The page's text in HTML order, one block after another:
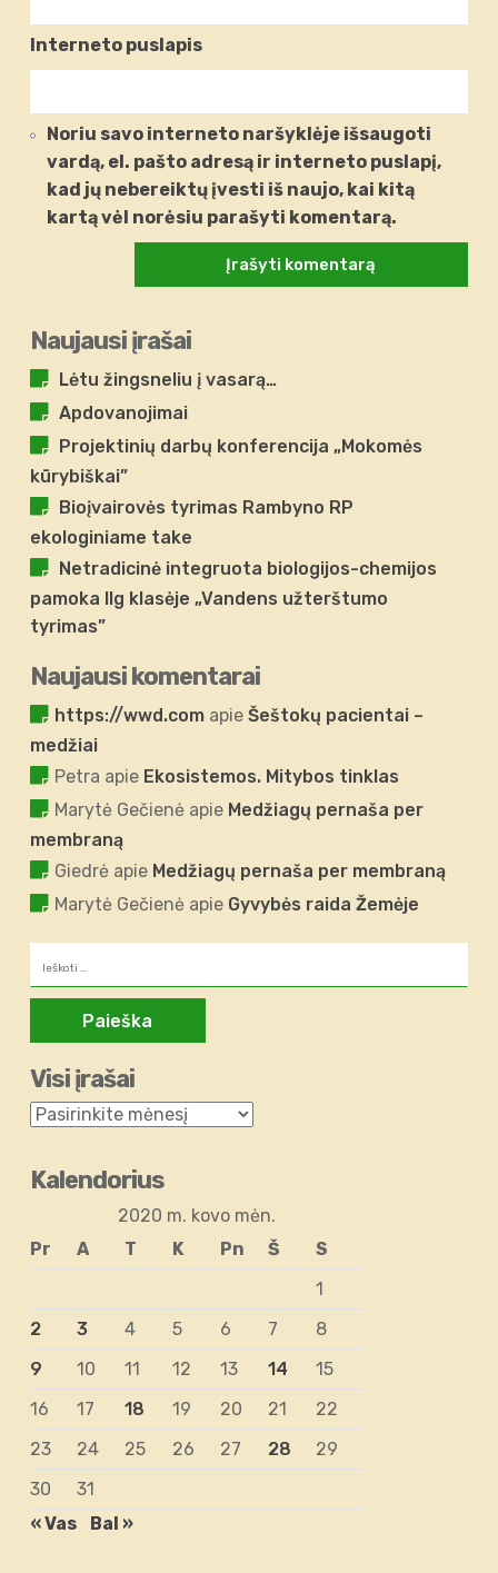
Interneto puslapis
Noriu savo interneto naršyklėje išsaugoti
vardą, el. pašto adresą ir interneto puslapį,
kad jų nebereiktų įvesti iš naujo, kai kitą
kartą vėl norėsiu parašyti komentarą.
Naujausi įrašai
Lėtu žingsneliu į vasarą…
Apdovanojimai
Projektinių darbų konferencija „Mokomės
kūrybiškai”
Bioįvairovės tyrimas Rambyno RP
ekologiniame take
Netradicinė integruota biologijos-chemijos
pamoka IIg klasėje „Vandens užterštumo
tyrimas”
Naujausi komentarai
https://wwd.com apieŠeštokų pacientai –
medžiai
Petra apie Ekosistemos. Mitybos tinklas
Marytė Gečienė apie Medžiagų pernaša per
membraną
Giedrė apie Medžiagų pernaša per membraną
Marytė Gečienė apie Gyvybės raida Žemėje
Visi įrašai
Kalendorius
2020 m. kovo mėn.
Pr
A T K Pn Š
S
1
2
3 4 5 6 7
8
9
10 11 12 13 14
15
16
17 18 19 20 21
22
23
24 25 26 27 28
29
30
31
« Vas
Bal »